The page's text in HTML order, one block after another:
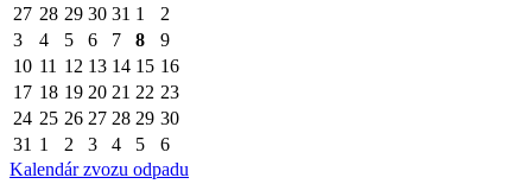
27 28 29 30 31 1
2
3
4 5 6 7 8
9
10 11 12 13 14 15 16
17 18 19 20 21 22 23
24 25 26 27 28 29 30
31 1 2 3 4 5
6
Kalendár zvozu odpadu